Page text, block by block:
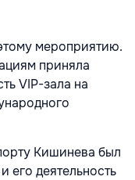
мероприятию.
приняла
VIP-зала на
Кишинева был
его деятельность